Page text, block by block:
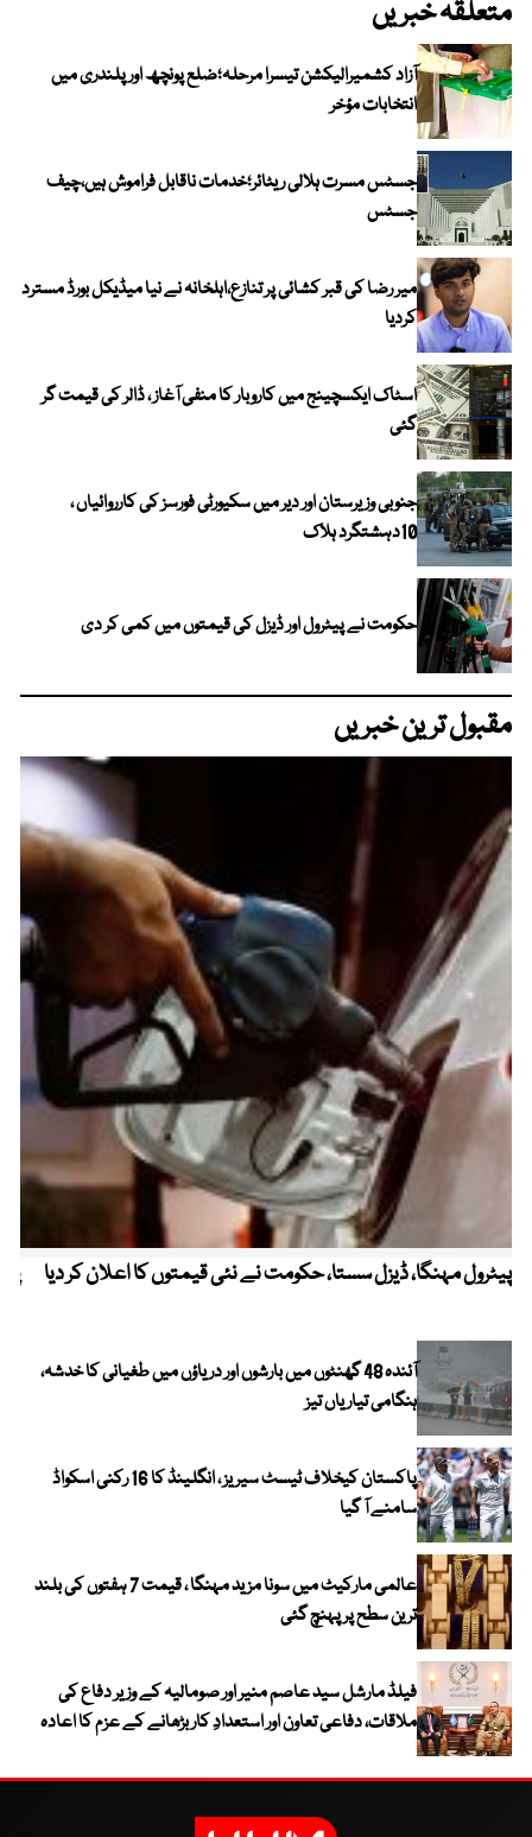
متعلقہ خبریں
آزاد کشمیرالیکشن تیسرا مرحلہ؛ضلع پونچھ اور پلندری میں
انتخابات مؤخر
جسٹس مسرت ہلالی ریٹائر؛خدمات ناقابل فراموش ہیں،چیف
جسٹس
میر رضا کی قبر کشائی پر تنازع،اہلخانہ نے نیا میڈیکل بورڈ مسترد
کردیا
اسٹاک ایکسچینج میں کاروبار کا منفی آغاز ، ڈالر کی قیمت گر
گئی
جنوبی وزیرستان اور دیر میں سکیورٹی فورسز کی کارروائیاں ،
10دہشتگرد ہلاک
حکومت نے پیٹرول اور ڈیزل کی قیمتوں میں کمی کر دی
مقبول ترین خبریں
پیٹرول مہنگا، ڈیزل سستا، حکومت نے نئی قیمتوں کا اعلان کر دیا
آئندہ 48 گھنٹوں میں بارشوں اور دریاؤں میں طغیانی کا خدشہ،
ہنگامی تیاریاں تیز
پاکستان کیخلاف ٹیسٹ سیریز ، انگلینڈ کا 16 رکنی اسکواڈ
سامنے آ گیا
عالمی مارکیٹ میں سونا مزید مہنگا ، قیمت 7 ہفتوں کی بلند
ترین سطح پر پہنچ گئی
فیلڈ مارشل سید عاصم منیر اور صومالیہ کے وزیر دفاع کی
ملاقات، دفاعی تعاون اور استعدادِ کار بڑھانے کے عزم کا اعادہ